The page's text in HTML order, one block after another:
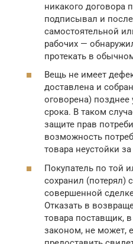
никакого договора
подписывал и
самостоятельной
рабочих —
протекать в
Вещь не имеет
доставлена и
оговорена) позднее
срока. В таком
защите прав
возможность
товара неустойки
Покупатель по той
сохранил (потерял)
совершенной
Отказать в
товара поставщик,
законом, не может,